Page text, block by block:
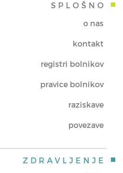
SPLOŠNO
o nas
kontakt
registri bolnikov
pravice bolnikov
raziskave
povezave
ZDRAVLJENJE